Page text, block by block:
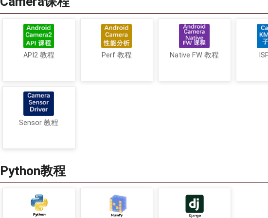
API2 教程 Perf 教程 Native FW 教程
Sensor 教程
Python教程